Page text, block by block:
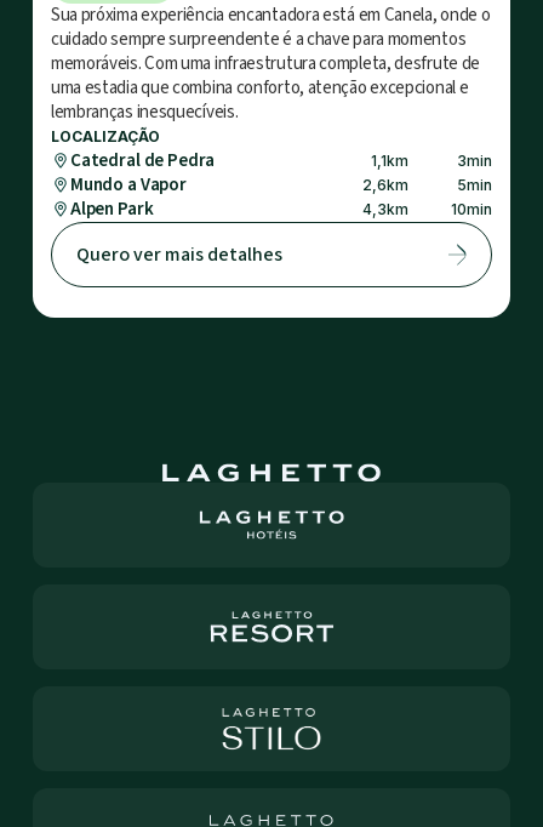
Sua próxima experiência encantadora está em Canela, onde o
cuidado sempre surpreendente é a chave para momentos
memoráveis. Com uma infraestrutura completa, desfrute de
uma estadia que combina conforto, atenção excepcional e
lembranças inesquecíveis.
LOCALIZAÇÃO
Catedral de Pedra 1,1km 3min
Mundo a Vapor 2,6km 5min
Alpen Park 4,3km 10min
Quero ver mais detalhes